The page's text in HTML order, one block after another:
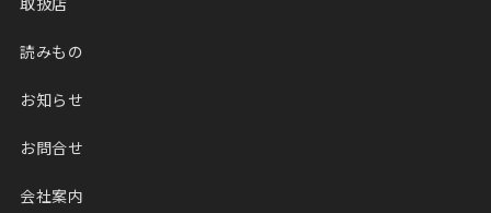
読みもの
お知らせ
お問合せ
会社案内